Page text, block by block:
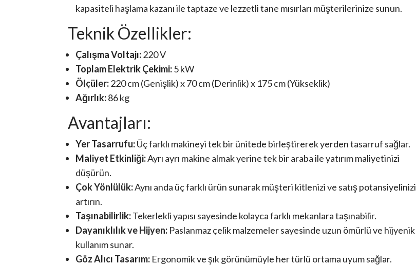
kapasiteli haşlama kazanı ile taptaze ve lezzetli tane mısırları müşterilerinize sunun.
Teknik Özellikler:
Çalışma Voltajı:220 V
Toplam Elektrik Çekimi:5 kW
Ölçüler:220 cm (Genişlik) x 70 cm (Derinlik) x 175 cm (Yükseklik)
Ağırlık:86 kg
Avantajları:
Yer Tasarrufu:Üç farklı makineyi tek bir ünitede birleştirerek yerden tasarruf sağlar.
Maliyet Etkinliği:Ayrı ayrı makine almak yerine tek bir araba ile yatırım maliyetinizi
düşürün.
Çok Yönlülük:Aynı anda üç farklı ürün sunarak müşteri kitlenizi ve satış potansiyelinizi
artırın.
Taşınabilirlik:Tekerlekli yapısı sayesinde kolayca farklı mekanlara taşınabilir.
Dayanıklılık ve Hijyen: Paslanmaz çelik malzemeler sayesinde uzun ömürlü ve hijyenik
kullanım sunar.
Göz Alıcı Tasarım: Ergonomik ve şık görünümüyle her türlü ortama uyum sağlar.